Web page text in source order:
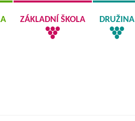
ZÁKLADNÍ ŠKOLA DRUŽINA